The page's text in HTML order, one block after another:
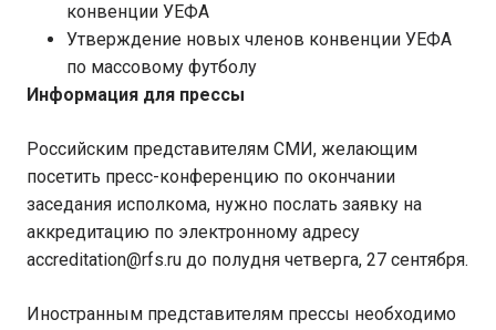
конвенции УЕФА
Утверждение новых членов конвенции УЕФА
по массовому футболу
Информация для прессы
Российским представителям СМИ, желающим
посетить пресс-конференцию по окончании
заседания исполкома, нужно послать заявку на
аккредитацию по электронному адресу
accreditation@rfs.ru до полудня четверга, 27 сентября.
Иностранным представителям прессы необходимо